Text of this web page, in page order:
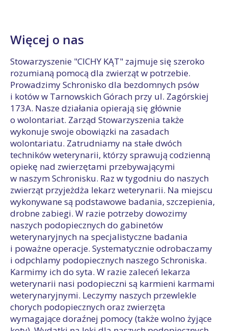
Więcej o nas
Stowarzyszenie "CICHY KĄT" zajmuje się szeroko
rozumianą pomocą dla zwierząt w potrzebie.
Prowadzimy Schronisko dla bezdomnych psów
i kotów w Tarnowskich Górach przy ul. Zagórskiej
173A. Nasze działania opierają się głównie
o wolontariat. Zarząd Stowarzyszenia także
wykonuje swoje obowiązki na zasadach
wolontariatu. Zatrudniamy na stałe dwóch
techników weterynarii, którzy sprawują codzienną
opiekę nad zwierzętami przebywającymi
w naszym Schronisku. Raz w tygodniu do naszych
zwierząt przyjeżdża lekarz weterynarii. Na miejscu
wykonywane są podstawowe badania, szczepienia,
drobne zabiegi. W razie potrzeby dowozimy
naszych podopiecznych do gabinetów
weterynaryjnych na specjalistyczne badania
i poważne operacje. Systematycznie odrobaczamy
i odpchlamy podopiecznych naszego Schroniska.
Karmimy ich do syta. W razie zaleceń lekarza
weterynarii nasi podopieczni są karmieni karmami
weterynaryjnymi. Leczymy naszych przewlekle
chorych podopiecznych oraz zwierzęta
wymagające doraźnej pomocy (także wolno żyjące